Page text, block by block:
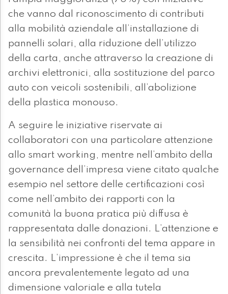
che vanno dal riconoscimento di contributi
alla mobilità aziendale all’installazione di
pannelli solari, alla riduzione dell’utilizzo
della carta, anche attraverso la creazione di
archivi elettronici, alla sostituzione del parco
auto con veicoli sostenibili, all’abolizione
della plastica monouso.
A seguire le iniziative riservate ai
collaboratori con una particolare attenzione
allo smart working, mentre nell’ambito della
governance dell’impresa viene citato qualche
esempio nel settore delle certificazioni così
come nell’ambito dei rapporti con la
comunità la buona pratica più diffusa è
rappresentata dalle donazioni. L’attenzione e
la sensibilità nei confronti del tema appare in
crescita. L’impressione è che il tema sia
ancora prevalentemente legato ad una
dimensione valoriale e alla tutela